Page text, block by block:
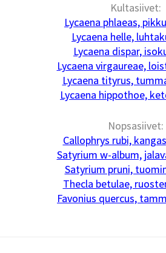
Kultasiivet:
Lycaena phlaeas,
Lycaena helle,
Lycaena dispar,
Lycaena virgaureae,
Lycaena tityrus,
Lycaena hippothoe,
Nopsasiivet:
Callophrys rubi,
Satyrium w-album,
Satyrium pruni,
Thecla betulae,
Favonius quercus,